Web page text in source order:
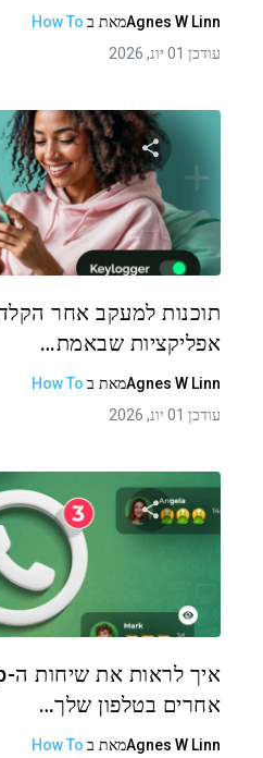
Agnes W Linnמאת ב How To
עודכן 01 יונ, 2026
שתף מאמר זה
אפליקציות שבאמת…
Agnes W Linnמאת ב How To
עודכן 01 יונ, 2026
שתף מאמר זה
אחרים בטלפון שלך…
Agnes W Linnמאת ב How To